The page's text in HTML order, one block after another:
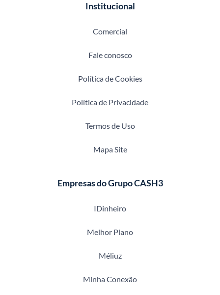
Institucional
Comercial
Fale conosco
Política de Cookies
Política de Privacidade
Termos de Uso
Mapa Site
Empresas do Grupo CASH3
IDinheiro
Melhor Plano
Méliuz
Minha Conexão